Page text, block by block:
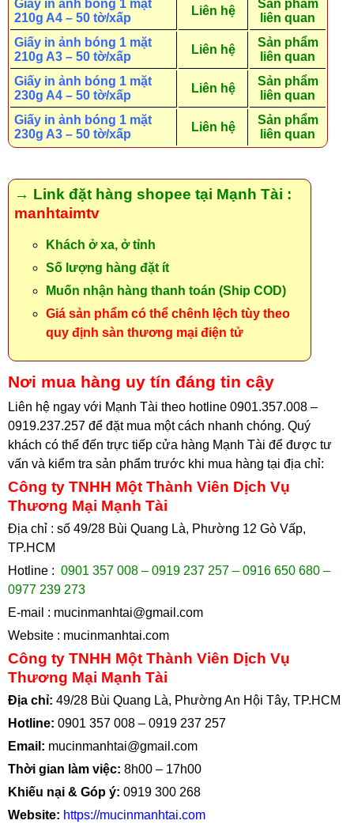
Giấy in ảnh bóng 1 mặt
210g A4 – 50 tờ/xấp
Liên hệ
Sản phẩm
liên quan
Giấy in ảnh bóng 1 mặt
210g A3 – 50 tờ/xấp
Liên hệ
Sản phẩm
liên quan
Giấy in ảnh bóng 1 mặt
230g A4 – 50 tờ/xấp
Liên hệ
Sản phẩm
liên quan
Giấy in ảnh bóng 1 mặt
230g A3 – 50 tờ/xấp
Liên hệ
Sản phẩm
liên quan
→ Link đặt hàng shopee tại Mạnh Tài :
manhtaimtv
Khách ở xa, ở tỉnh
Số lượng hàng đặt ít
Muốn nhận hàng thanh toán (Ship COD)
Giá sản phẩm có thể chênh lệch tùy theo
quy định sàn thương mại điện tử
Nơi mua hàng uy tín đáng tin cậy
Liên hệ ngay với Mạnh Tài theo hotline 0901.357.008 –
0919.237.257 để đặt mua một cách nhanh chóng. Quý
khách có thể đến trực tiếp cửa hàng Mạnh Tài để được tư
vấn và kiểm tra sản phẩm trước khi mua hàng tại địa chỉ:
Công ty TNHH Một Thành Viên Dịch Vụ
Thương Mại Mạnh Tài
Địa chỉ : số 49/28 Bùi Quang Là, Phường 12 Gò Vấp,
TP.HCM
Hotline : 0901 357 008 – 0919 237 257 – 0916 650 680 –
0977 239 273
E-mail : mucinmanhtai@gmail.com
Website : mucinmanhtai.com
Công ty TNHH Một Thành Viên Dịch Vụ
Thương Mại Mạnh Tài
Địa chỉ: 49/28 Bùi Quang Là, Phường An Hội Tây, TP.HCM
Hotline: 0901 357 008 – 0919 237 257
Email: mucinmanhtai@gmail.com
Thời gian làm việc: 8h00 – 17h00
Khiếu nại & Góp ý: 0919 300 268
Website: https://mucinmanhtai.com